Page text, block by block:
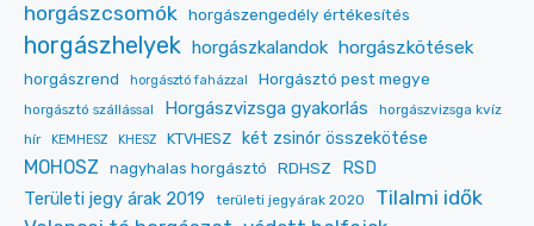
horgászcsomók horgászengedély értékesítés
horgászhelyek horgászkalandok horgászkötések
horgászrend horgásztó faházzal Horgásztó pest megye
horgásztó szállással Horgászvizsga gyakorlás
horgászvizsga kvíz
hír
KEMHESZ KHESZ KTVHESZ két zsinór összekötése
MOHOSZ nagyhalas horgásztó RDHSZ RSD
Területi jegy árak 2019 területi jegyárak 2020
Tilalmi idők